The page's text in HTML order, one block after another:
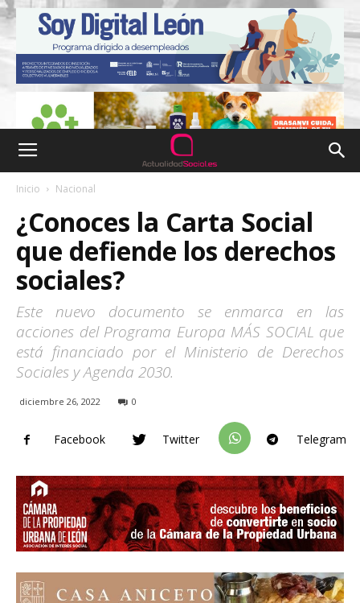
Inicio Nacional
¿Conoces la Carta Social
que defiende los derechos
sociales?
Este nuevo documento se enmarca en las
acciones del Programa Europa MÁS SOCIAL que
está financiado por el Ministerio de Derechos
Sociales y Agenda 2030.
diciembre 26, 2022 0
Facebook Twitter Telegram